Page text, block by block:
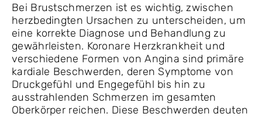
Bei Brustschmerzen ist es wichtig, zwischen
herzbedingten Ursachen zu unterscheiden, um
eine korrekte Diagnose und Behandlung zu
gewährleisten. Koronare Herzkrankheit und
verschiedene Formen von Angina sind primäre
kardiale Beschwerden, deren Symptome von
Druckgefühl und Engegefühl bis hin zu
ausstrahlenden Schmerzen im gesamten
Oberkörper reichen. Diese Beschwerden deuten